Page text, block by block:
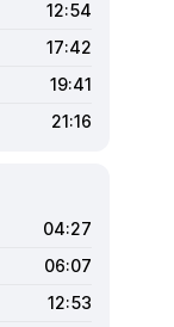
12:54
17:42
19:41
21:16
04:27
06:07
12:53